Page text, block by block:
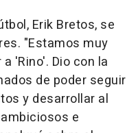
Erik Bretos, se
"Estamos muy
'Rino'. Dio con la
de poder seguir
y desarrollar al
e